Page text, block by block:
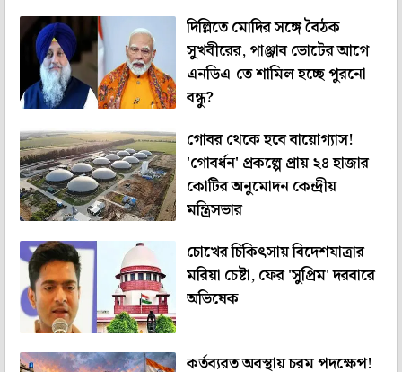
দিল্লিতে মোদির সঙ্গে বৈঠক
সুখবীরের, পাঞ্জাব ভোটের আগে
এনডিএ-তে শামিল হচ্ছে পুরনো
বন্ধু?
গোবর থেকে হবে বায়োগ্যাস!
'গোবর্ধন' প্রকল্পে প্রায় ২৪ হাজার
কোটির অনুমোদন কেন্দ্রীয়
মন্ত্রিসভার
চোখের চিকিৎসায় বিদেশযাত্রার
মরিয়া চেষ্টা, ফের 'সুপ্রিম' দরবারে
অভিষেক
কর্তব্যরত অবস্থায় চরম পদক্ষেপ!